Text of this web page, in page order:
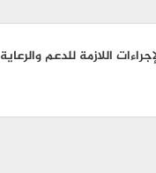
اللازمة للدعم والرعاية